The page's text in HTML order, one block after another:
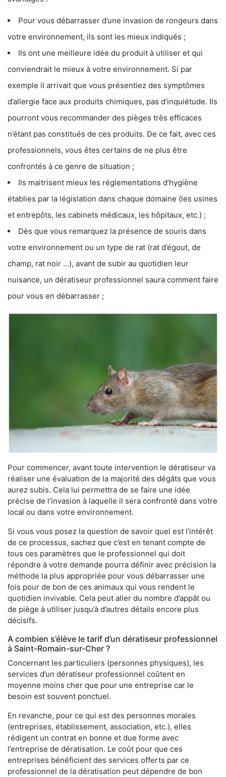
Pour vous débarrasser d’une invasion de rongeurs dans
votre environnement, ils sont les mieux indiqués ;
Ils ont une meilleure idée du produit à utiliser et qui
conviendrait le mieux à votre environnement. Si par
exemple il arrivait que vous présentiez des symptômes
d’allergie face aux produits chimiques, pas d’inquiétude. Ils
pourront vous recommander des pièges très efficaces
n’étant pas constitués de ces produits. De ce fait, avec ces
professionnels, vous êtes certains de ne plus être
confrontés à ce genre de situation ;
Ils maitrisent mieux les réglementations d’hygiène
établies par la législation dans chaque domaine (les usines
et entrepôts, les cabinets médicaux, les hôpitaux, etc.) ;
Dès que vous remarquez la présence de souris dans
votre environnement ou un type de rat (rat d’égout, de
champ, rat noir …), avant de subir au quotidien leur
nuisance, un dératiseur professionnel saura comment faire
pour vous en débarrasser ;
Pour commencer, avant toute intervention le dératiseur va
réaliser une évaluation de la majorité des dégâts que vous
aurez subis. Cela lui permettra de se faire une idée
précise de l’invasion à laquelle il sera confronté dans votre
local ou dans votre environnement.
Si vous vous posez la question de savoir quel est l’intérêt
de ce processus, sachez que c’est en tenant compte de
tous ces paramètres que le professionnel qui doit
répondre à votre demande pourra définir avec précision la
méthode la plus appropriée pour vous débarrasser une
fois pour de bon de ces animaux qui vous rendent le
quotidien invivable. Cela peut aller du nombre d’appât ou
de piège à utiliser jusqu’à d’autres détails encore plus
décisifs.
A combien s’élève le tarif d’un dératiseur professionnel
à Saint-Romain-sur-Cher ?
Concernant les particuliers (personnes physiques), les
services d’un dératiseur professionnel coûtent en
moyenne moins cher que pour une entreprise car le
besoin est souvent ponctuel.
En revanche, pour ce qui est des personnes morales
(entreprises, établissement, association, etc.), elles
rédigent un contrat en bonne et due forme avec
l’entreprise de dératisation. Le coût pour que ces
entreprises bénéficient des services offerts par ce
professionnel de la dératisation peut dépendre de bon